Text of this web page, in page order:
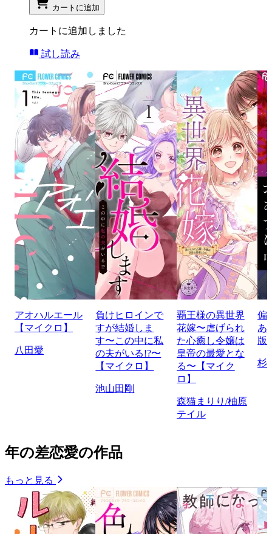
カートに追加
カートに追加しました
試し読み
アオハルエール
【マイクロ】
八田愛
負けヒロインで
すが結婚しま
す〜この中に私
の夫がいる!?〜
【マイクロ】
池山田剛
覇王様の異世界
花嫁〜虐げられ
た心癒し令嬢は
皇帝の最愛とな
る〜【マイク
ロ】
森猫まりり/柚原
テイル
偏
あ
版
杉
年の差恋愛の作品
もっと見る